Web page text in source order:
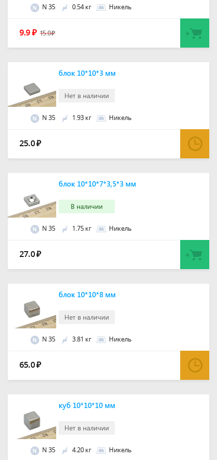
N N 35 0.54 кг Никель
9.9 ₽ 15.0₽
Нет в наличии
блок 10*10*3 мм
N N 35 1.93 кг Никель
25.0₽
В наличии
блок 10*10*7*3,5*3 мм
N N 35 1.75 кг Никель
27.0₽
Нет в наличии
блок 10*10*8 мм
N N 35 3.81 кг Никель
65.0₽
Нет в наличии
куб 10*10*10 мм
N N 35 4.20 кг Никель